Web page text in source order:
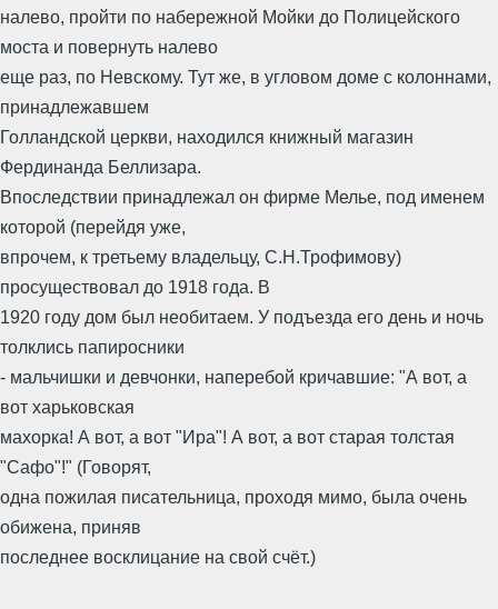
налево, пройти по набережной Мойки до Полицейского
моста и повернуть налево
еще раз, по Невскому. Тут же, в угловом доме с колоннами,
принадлежавшем
Голландской церкви, находился книжный магазин
Фердинанда Беллизара.
Впоследствии принадлежал он фирме Мелье, под именем
которой (перейдя уже,
впрочем, к третьему владельцу, С.Н.Трофимову)
просуществовал до 1918 года. В
1920 году дом был необитаем. У подъезда его день и ночь
толклись папиросники
- мальчишки и девчонки, наперебой кричавшие: "А вот, а
вот харьковская
махорка! А вот, а вот "Ира"! А вот, а вот старая толстая
"Сафо"!" (Говорят,
одна пожилая писательница, проходя мимо, была очень
обижена, приняв
последнее восклицание на свой счёт.)